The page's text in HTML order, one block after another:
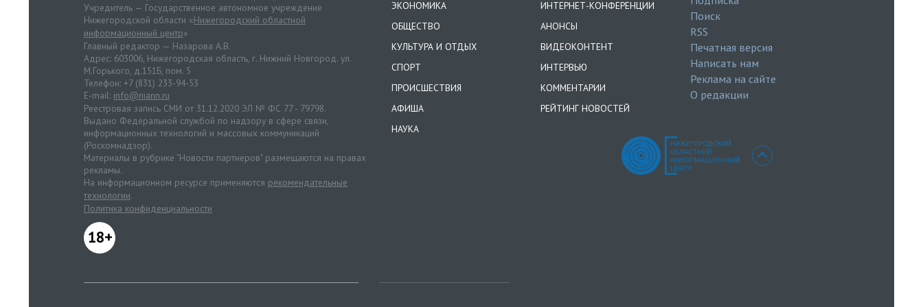
Учредитель — Государственное автономное учреждение
Нижегородской области «Нижегородский областной
информационный центр»
Главный редактор — Назарова А.В.
Адрес: 603006, Нижегородская область, г. Нижний Новгород. ул.
М.Горького, д.151Б, пом. 5
Телефон: +7 (831) 233-94-53
E-mail: info@niann.ru
Реестровая запись СМИ от 31.12.2020 ЭЛ № ФС 77 - 79798.
Выдано Федеральной службой по надзору в сфере связи,
информационных технологий и массовых коммуникаций
(Роскомнадзор).
Материалы в рубрике "Новости партнеров" размещаются на правах
рекламы.
На информационном ресурсе применяются рекомендательные
технологии.
Политика конфиденциальности
18+
ЭКОНОМИКА
ОБЩЕСТВО
КУЛЬТУРА И ОТДЫХ
СПОРТ
ПРОИСШЕСТВИЯ
АФИША
НАУКА
ИНТЕРНЕТ-КОНФЕРЕНЦИИ
АНОНСЫ
ВИДЕОКОНТЕНТ
ИНТЕРВЬЮ
КОММЕНТАРИИ
РЕЙТИНГ НОВОСТЕЙ
Поиск
RSS
Печатная версия
Написать нам
Реклама на сайте
О редакции